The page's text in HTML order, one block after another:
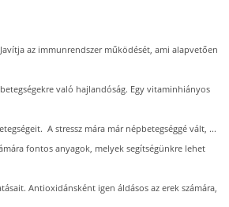
az immunrendszer működését, ami alapvetően
való hajlandóság. Egy vitaminhiányos
A stressz mára már népbetegséggé vált, ...
fontos anyagok, melyek segítségünkre lehet
Antioxidánsként igen áldásos az erek számára,